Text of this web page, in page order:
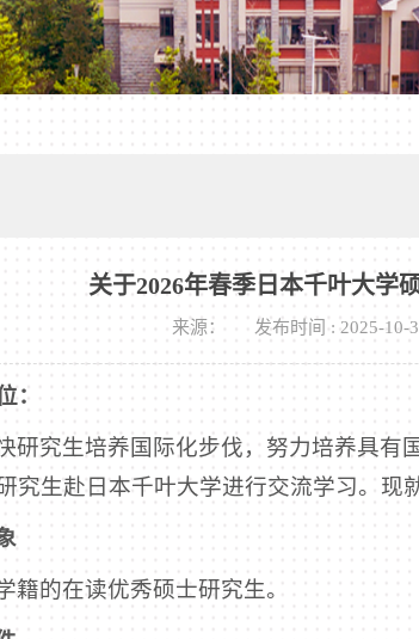
关于2026年春季日本千叶大学
来源： 发布时间 : 2025-10-
：
研究生培养国际化步伐，努力培养具有
究生赴日本千叶大学进行交流学习。现
籍的在读优秀硕士研究生。